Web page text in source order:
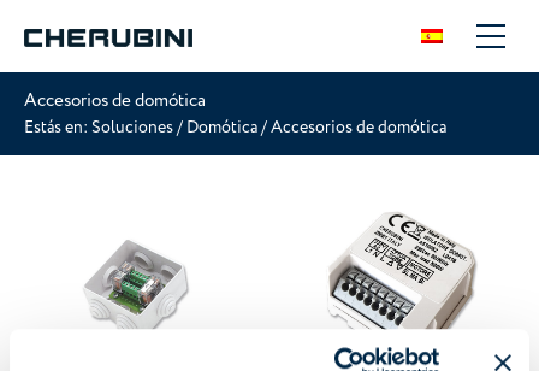
Accesorios de domótica
Estás en: Soluciones/ Domótica/Accesorios de domótica